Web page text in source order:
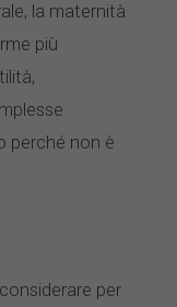
la maternità
più
perché non è
per